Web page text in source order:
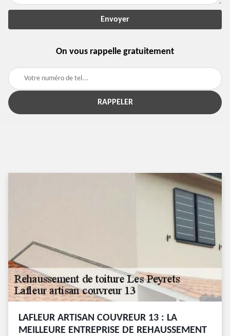
On vous rappelle gratuitement
LAFLEUR ARTISAN COUVREUR 13 : LA
MEILLEURE ENTREPRISE DE REHAUSSEMENT